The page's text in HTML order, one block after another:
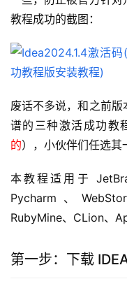
教程成功的截图：
废话不多说，和之前
谱的三种激活成功教
的），小伙伴们任选其
本教程适用于
Pycharm、
RubyMine、CLion、
第一步：下载